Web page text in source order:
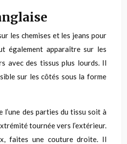
les chemises et les jeans pour
également apparaître sur les
avec des tissus plus lourds. Il
sur les côtés sous la forme
l’une des parties du tissu soit à
tournée vers l’extérieur.
faites une couture droite. Il